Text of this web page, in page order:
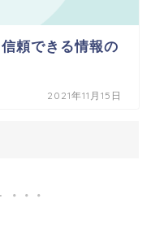
頼できる情報の
2021年11月15日